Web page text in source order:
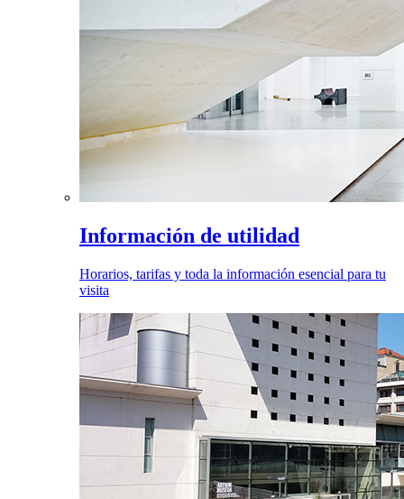
Información de utilidad
Horarios, tarifas y toda la información esencial para tu
visita